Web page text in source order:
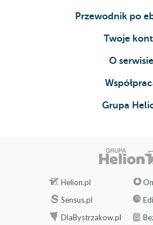
Przewodnik po
Twoje
O serwisie
Grupa
Helion.pl
Sensus.pl
DlaBystrzakow.pl